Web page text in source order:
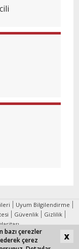
bazı çerezler
çerez
Uyum Bilgilendirme
Güvenlik
Gizlilik